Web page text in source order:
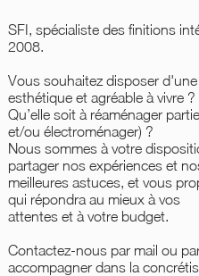
SFI, spécialiste des finitions
2008.
Vous souhaitez disposer
esthétique et agréable à vivre ?
Qu’elle soit à réaménager
et/ou électroménager) ?
Nous sommes à votre
partager nos expériences et
meilleures astuces, et vous
qui répondra au mieux à vos
attentes et à votre budget.
Contactez-nous par mail ou
accompagner dans la